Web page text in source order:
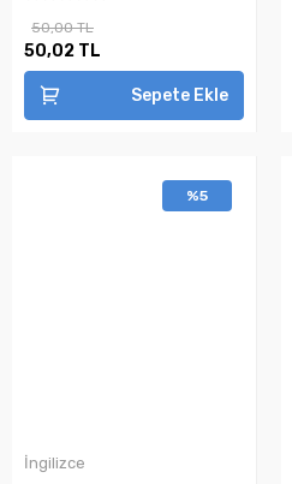
50,00 TL
50,02 TL
Sepete Ekle
%5
İngilizce